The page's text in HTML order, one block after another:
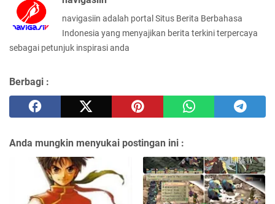
navigasiin adalah portal Situs Berita Berbahasa
Indonesia yang menyajikan berita terkini terpercaya
sebagai petunjuk inspirasi anda
Berbagi :
Anda mungkin menyukai postingan ini :